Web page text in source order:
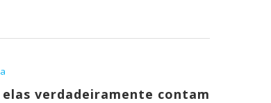
elas verdadeiramente contam